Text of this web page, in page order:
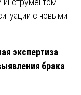
с новыми
экспертиза
брака